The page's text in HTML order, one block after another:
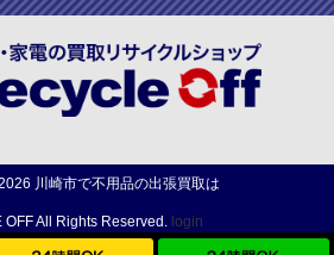
川崎市で不用品の出張買取は
OFFAll Rights Reserved. login